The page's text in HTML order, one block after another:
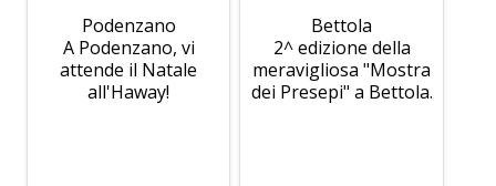
Podenzano
A Podenzano, vi
attende il Natale
all'Haway!
Bettola
2^ edizione della
meravigliosa "Mostra
dei Presepi" a Bettola.